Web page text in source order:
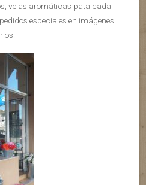
velas aromáticas pata cada
especiales en imágenes